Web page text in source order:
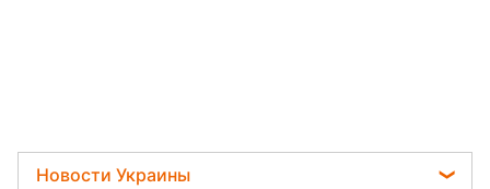
Новости Украины